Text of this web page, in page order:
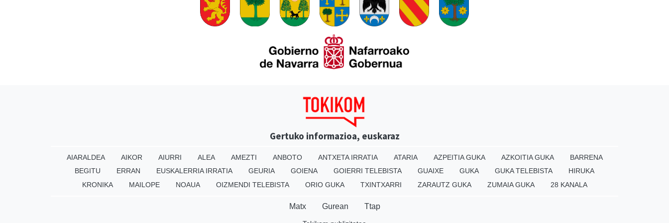
Gertuko informazioa, euskaraz
AIARALDEA AIKOR AIURRI ALEA AMEZTI ANBOTO ANTXETA IRRATIA ATARIA AZPEITIA GUKA AZKOITIA GUKA
BARRENA
BEGITU
ERRAN EUSKALERRIA IRRATIA GEURIA GOIENA GOIERRI TELEBISTA GUAIXE GUKA GUKA TELEBISTA
HIRUKA
KRONIKA
MAILOPE NOAUA OIZMENDI TELEBISTA ORIO GUKA TXINTXARRI ZARAUTZ GUKA ZUMAIA GUKA 28 KANALA
Matx Gurean Ttap